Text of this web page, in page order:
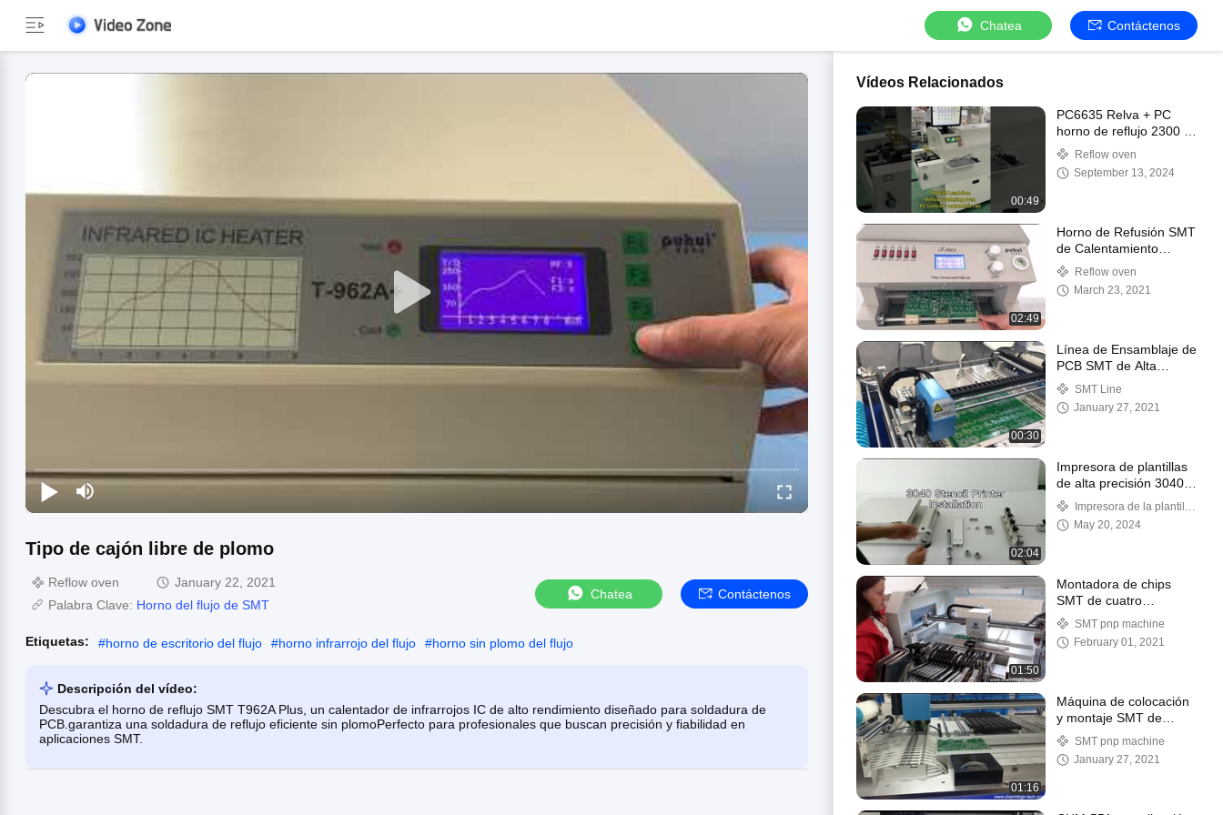
Chatea Contáctenos
Tipo de cajón libre de plomo
Reflow oven
January 22, 2021
Palabra Clave: Horno del flujo de SMT
Chatea Contáctenos
Etiquetas: #horno de escritorio del flujo #horno infrarrojo del flujo #horno sin plomo del flujo
Descripción del vídeo:
Descubra el horno de reflujo SMT T962A Plus, un calentador de infrarrojos IC de alto rendimiento diseñado para soldadura de
PCB.garantiza una soldadura de reflujo eficiente sin plomoPerfecto para profesionales que buscan precisión y fiabilidad en
aplicaciones SMT.
Vídeos Relacionados
00:49
PC6635 Relva + PC
horno de reflujo 2300 *
350mm 6 zonas
máquina de soldadura
Reflow oven
September 13, 2024
02:49
Horno de Refusión SMT
de Calentamiento
Infrarrojo Control
Inteligente sin Plomo
Reflow oven
March 23, 2021
00:30
Línea de Ensamblaje de
PCB SMT de Alta
Precisión con
Alimentador Vibratorio
SMT Line
January 27, 2021
02:04
Impresora de plantillas
de alta precisión 3040
SMT Impresora de seda
línea de producción
SMT manual
Impresora de la plantilla
de SMTMay 20, 2024
01:50
Montadora de chips
SMT de cuatro
cabezales, tipo
escritorio, control con
pantalla táctil
SMT pnp machine
February 01, 2021
01:16
Máquina de colocación
y montaje SMT de
doble cara 3000cph con
visión
SMT pnp machine
January 27, 2021